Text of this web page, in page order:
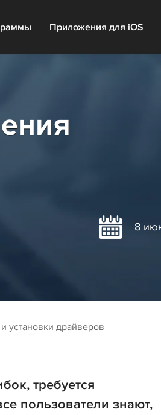
Приложения для iOS
8
установки драйверов
требуется
пользователи знают,